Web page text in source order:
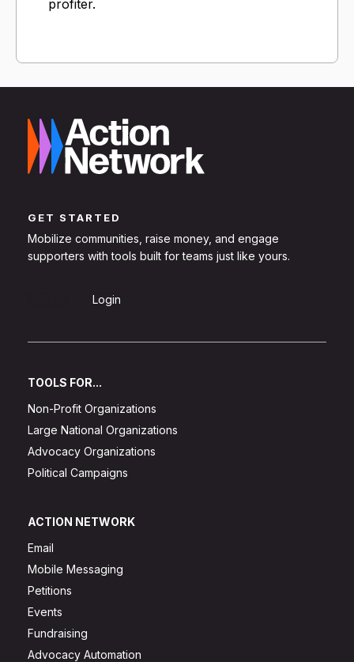
profiter.
GET STARTED
Mobilize communities, raise money, and engage
supporters with tools built for teams just like yours.
Login
TOOLS FOR...
Non-Profit Organizations
Large National Organizations
Advocacy Organizations
Political Campaigns
ACTION NETWORK
Email
Mobile Messaging
Petitions
Events
Fundraising
Advocacy Automation